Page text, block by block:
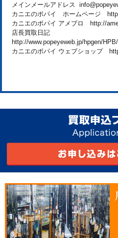
メインメールアドレス
カニエのポパイ ホームページ
カニエのポパイ アメブロ http://
店長買取日記
http://www.popeyeweb.jp/hpgen/
カニエのポパイ ウェブショップ